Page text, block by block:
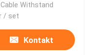
Withstand
/ set
Kontakt